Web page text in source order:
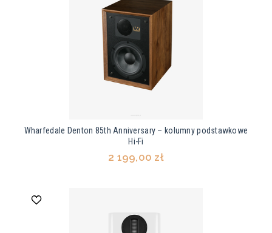
Wharfedale Denton 85th Anniversary – kolumny podstawkowe
Hi-Fi
2 199,00 zł